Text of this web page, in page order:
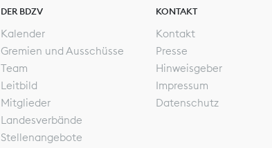
DER BDZV
Kalender
Gremien und Ausschüsse
Team
Leitbild
Mitglieder
Landesverbände
Stellenangebote
KONTAKT
Kontakt
Presse
Hinweisgeber
Impressum
Datenschutz